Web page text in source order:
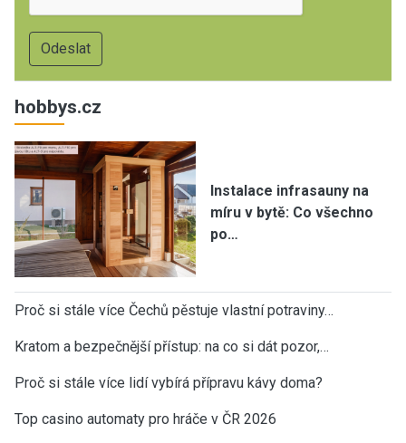
hobbys.cz
Instalace infrasauny na
míru v bytě: Co všechno
po…
Proč si stále více Čechů pěstuje vlastní potraviny…
Kratom a bezpečnější přístup: na co si dát pozor,…
Proč si stále více lidí vybírá přípravu kávy doma?
Top casino automaty pro hráče v ČR 2026